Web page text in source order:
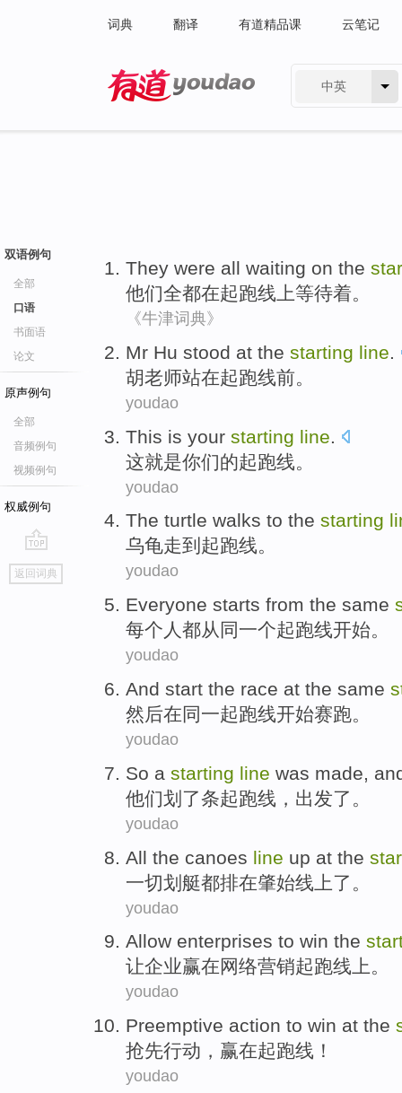
词典 翻译 有道精品课 云笔记
中英
双语例句
全部
口语
书面语
论文
原声例句
全部
音频例句
视频例句
权威例句
go
top
返回词典
They were all waiting on the
他们全都在起跑线 上等待着。
《牛津词典》
Mr Hu stood at the starting line.
胡老师站在起跑线前。
youdao
This is your starting line
这就是你们的起跑线 。
youdao
The turtle walks to the starting
乌龟走到 起跑线。
youdao
Everyone starts from the same
每个人都从 同一个起跑线开始。
youdao
And start the race at the same
然后在同一起跑线开始赛跑。
youdao
So a starting line was made,
他们划了条起跑线 ，出发了。
youdao
All the canoes line up at the
一切划艇都排在肇始线上了。
youdao
Allow enterprises to win the
让企业赢在网络营销起跑线上。
youdao
Preemptive action to win at the
抢先行动 ， 赢在起跑线 ！
youdao